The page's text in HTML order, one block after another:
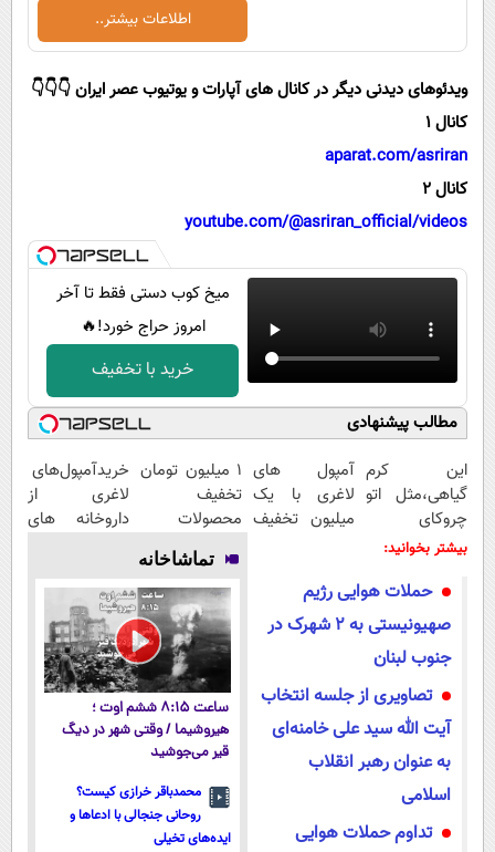
محیط زیست
سلامت
بین الملل
اجتماعی
حیات وحش
سیاست خارجی
اطلاعات بیشتر..
ویدئوهای دیدنی دیگر در کانال های آپارات و یوتیوب عصر ایران 👇👇👇
کانال 1
aparat.com/asriran
کانال 2
youtube.com/@asriran_official/videos
میخ کوب دستی فقط تا آخر
امروز حراج خورد!🔥
خرید با تخفیف
مطالب پیشنهادی
این کرم
گیاهی،مثل اتو
چروکای
پوستتوصاف
آمپول های
لاغری با یک
میلیون تخفیف
معتبر
۱ میلیون تومان
تخفیف
محصولات
لاغری؛ یک قدم
نزدیک‌تر به
شروع کاهش
وزن
خریدآمپول‌های
لاغری از
داروخانه های
پک یخ!
بیشتر بخوانید:
حملات هوایی رژیم
صهیونیستی به ۲ شهرک در
جنوب لبنان
تصاویری از جلسه انتخاب
آیت الله سید علی خامنه‌ای
به عنوان رهبر انقلاب
اسلامی
تداوم حملات هوایی
تماشاخانه
ساعت ۸:۱۵ ششم اوت ؛
هیروشیما / وقتی شهر در دیگ
قیر می‌جوشید
محمدباقر خرازی کیست؟
روحانی جنجالی با ادعاها و
ایده‌های تخیلی